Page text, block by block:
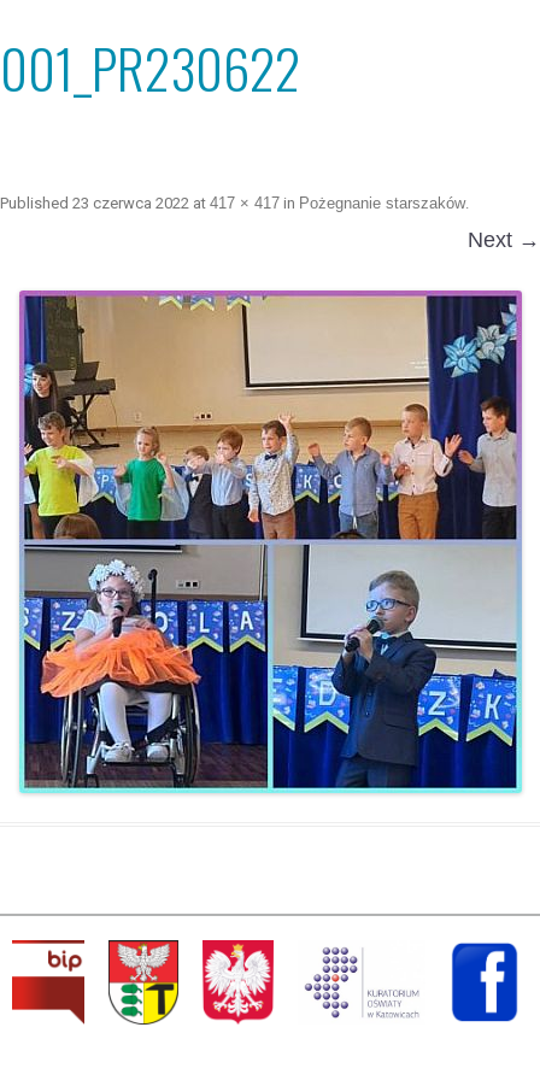
001_PR230622
Published 23 czerwca 2022 at 417 × 417 in Pożegnanie starszaków.
Next →